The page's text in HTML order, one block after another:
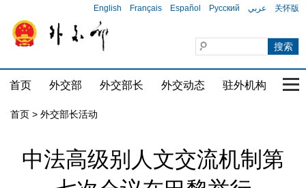
English Français Español Русский عربي 关怀版
首页 外交部 外交部长 外交动态 驻外机构 国
首页 > 外交部长活动
中法高级别人文交流机制第